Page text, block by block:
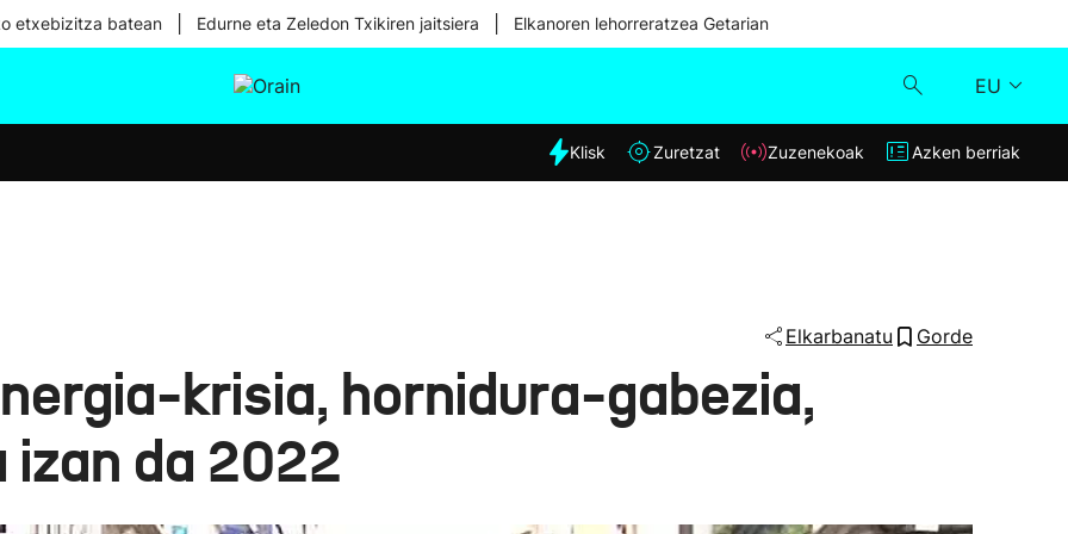
etxebizitza batean Edurne eta Zeledon Txikiren jaitsiera Elkanoren lehorreratzea Getarian
EU
Eguraldia
Klisk
Klisk Zuretzat Zuzenekoak Azken berriak
Elkarbanatu Gorde
krisia, hornidura-gabezia,
da 2022